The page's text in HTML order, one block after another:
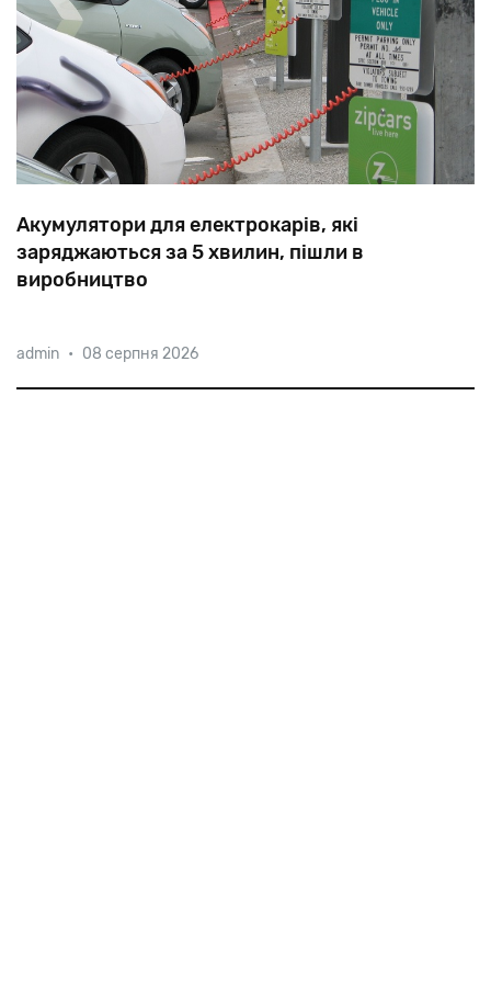
Акумулятори для електрокарів, які
заряджаються за 5 хвилин, пішли в
виробництво
один із засновників якої — репатріант з Пермі, батько
«флешки», професор Семен Ліцин. Днями батареї,
admin • 08 серпня 2026